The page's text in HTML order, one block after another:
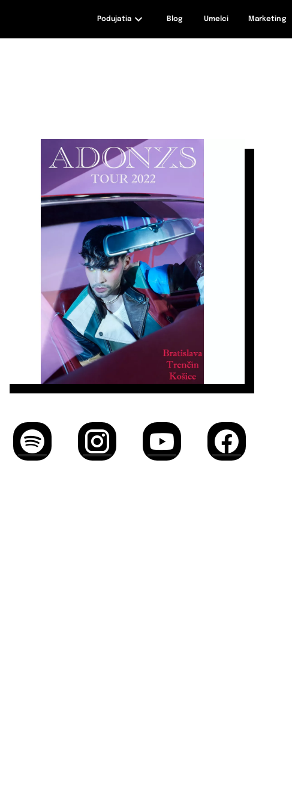
Podujatia Blog Umelci Marketing